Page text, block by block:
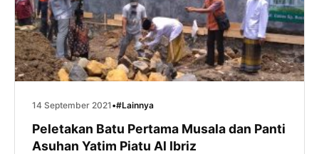
14 September 2021 •#Lainnya
Peletakan Batu Pertama Musala dan Panti
Asuhan Yatim Piatu Al Ibriz